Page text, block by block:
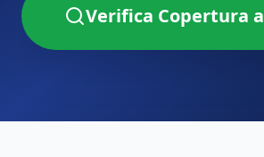
Verifica Copertura a